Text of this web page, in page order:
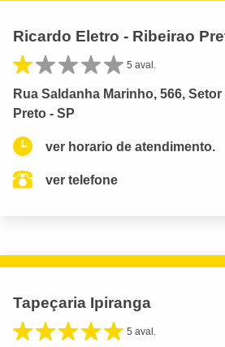
Ricardo Eletro - Ribeirao
5 aval.
Rua Saldanha Marinho, 566,
Preto - SP
ver horario de atendimento.
ver telefone
Tapeçaria Ipiranga
5 aval.